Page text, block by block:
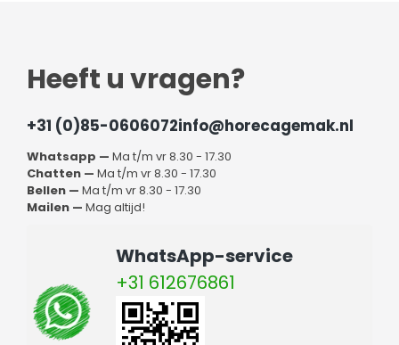
Heeft u vragen?
+31 (0)85-0606072info@horecagemak.nl
Whatsapp — Ma t/m vr 8.30 - 17.30
Chatten — Ma t/m vr 8.30 - 17.30
Bellen — Ma t/m vr 8.30 - 17.30
Mailen — Mag altijd!
WhatsApp-service
+31 612676861